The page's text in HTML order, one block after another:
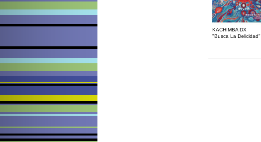
KACHIMBA DX
"Busca La Delicidad"